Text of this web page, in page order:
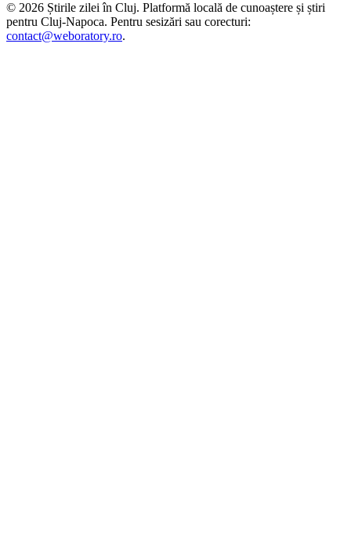
© 2026 Știrile zilei în Cluj. Platformă locală de cunoaștere și știri
pentru Cluj-Napoca. Pentru sesizări sau corecturi:
contact@weboratory.ro.